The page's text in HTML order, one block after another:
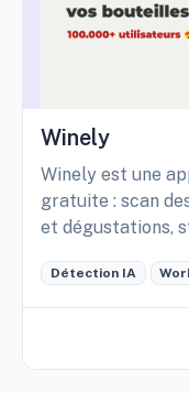
Winely
Winely est une
gratuite : scan
et dégustations,
Détection IA